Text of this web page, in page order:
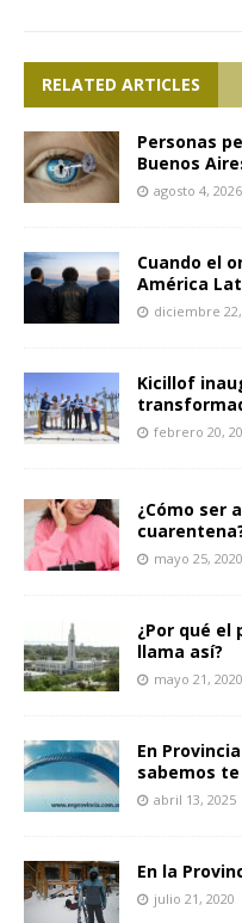
RELATED ARTICLES
Personas
Buenos
agosto 4, 2026
Cuando el
América
diciembre
Kicillof
febrero 20,
¿Cómo ser
mayo 25, 2020
¿Por qué el
llama así?
mayo 21, 2020
En
sabemos
abril 13, 2025
En la
julio 21, 2020